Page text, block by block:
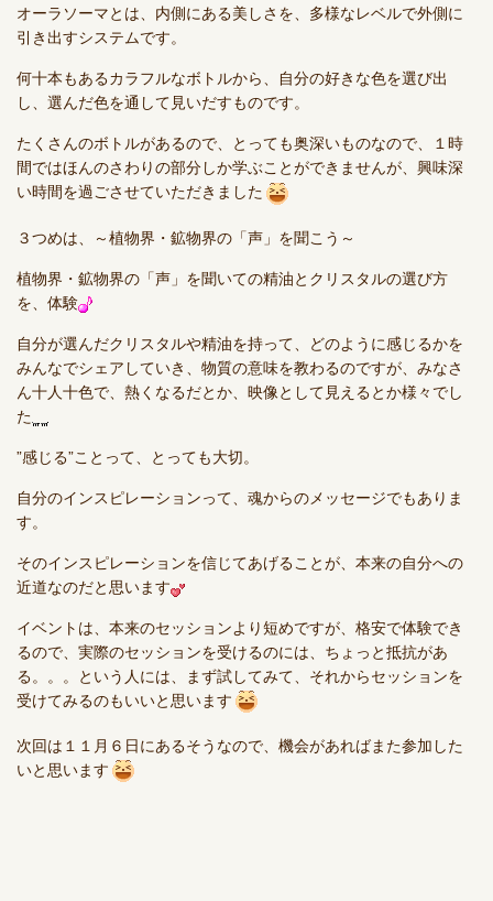
オーラソーマとは、内側にある美しさを、多様なレベルで外側に
引き出すシステムです。
何十本もあるカラフルなボトルから、自分の好きな色を選び出
し、選んだ色を通して見いだすものです。
たくさんのボトルがあるので、とっても奥深いものなので、１時
間ではほんのさわりの部分しか学ぶことができませんが、興味深
い時間を過ごさせていただきました
３つめは、～植物界・鉱物界の「声」を聞こう～
植物界・鉱物界の「声」を聞いての精油とクリスタルの選び方
を、体験
自分が選んだクリスタルや精油を持って、どのように感じるかを
みんなでシェアしていき、物質の意味を教わるのですが、みなさ
ん十人十色で、熱くなるだとか、映像として見えるとか様々でし
た
”感じる”ことって、とっても大切。
自分のインスピレーションって、魂からのメッセージでもありま
す。
そのインスピレーションを信じてあげることが、本来の自分への
近道なのだと思います
イベントは、本来のセッションより短めですが、格安で体験でき
るので、実際のセッションを受けるのには、ちょっと抵抗があ
る。。。という人には、まず試してみて、それからセッションを
受けてみるのもいいと思います
次回は１１月６日にあるそうなので、機会があればまた参加した
いと思います